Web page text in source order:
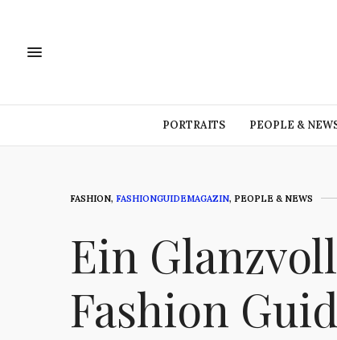
PORTRAITS PEOPLE &
FASHION, FASHIONGUIDEMAGAZIN, PEOPLE & NEWS
Ein
Fashion